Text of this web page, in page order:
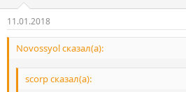
11.01.2018
Novossyol сказал(а):
scorp сказал(а):